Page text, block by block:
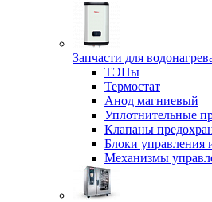
Запчасти для
ТЭНы
Термостат
Анод магниевый
Уплотнительные
Клапаны
Блоки управления
Механизмы